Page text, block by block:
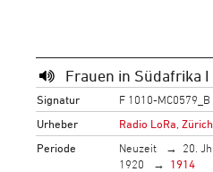
Frauen in Südafrika I
Signatur
F 1010-MC0579_B
Urheber
Radio LoRa, Zürich
Periode
Neuzeit 20. Jh.
1920
1914